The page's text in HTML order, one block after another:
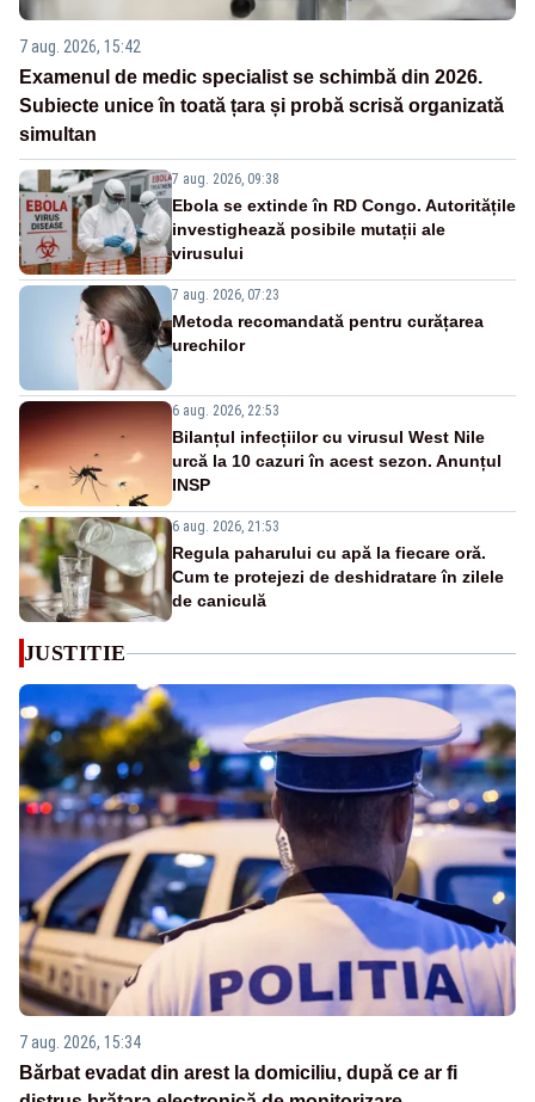
7 aug. 2026, 15:42
Examenul de medic specialist se schimbă din 2026.
Subiecte unice în toată țara și probă scrisă organizată
simultan
7 aug. 2026, 09:38
Ebola se extinde în RD Congo. Autoritățile
investighează posibile mutații ale
virusului
7 aug. 2026, 07:23
Metoda recomandată pentru curățarea
urechilor
6 aug. 2026, 22:53
Bilanțul infecțiilor cu virusul West Nile
urcă la 10 cazuri în acest sezon. Anunțul
INSP
6 aug. 2026, 21:53
Regula paharului cu apă la fiecare oră.
Cum te protejezi de deshidratare în zilele
de caniculă
JUSTITIE
7 aug. 2026, 15:34
Bărbat evadat din arest la domiciliu, după ce ar fi